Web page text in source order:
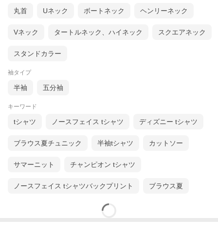
丸首 Uネック ボートネック ヘンリーネック
Vネック タートルネック、ハイネック スクエアネック
スタンドカラー
袖タイプ
半袖 五分袖
キーワード
tシャツ ノースフェイス tシャツ ディズニー tシャツ
ブラウス夏チュニック 半袖tシャツ カットソー
サマーニット チャンピオン tシャツ
ノースフェイス tシャツバックプリント ブラウス夏